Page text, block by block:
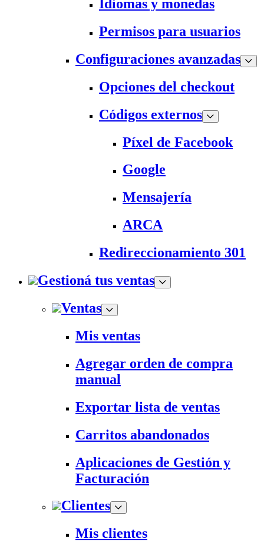
Idiomas y monedas
Permisos para usuarios
Configuraciones avanzadas
Opciones del checkout
Códigos externos
Píxel de Facebook
Google
Mensajería
ARCA
Redireccionamiento 301
Gestioná tus ventas
Ventas
Mis ventas
Agregar orden de compra
manual
Exportar lista de ventas
Carritos abandonados
Aplicaciones de Gestión y
Facturación
Clientes
Mis clientes